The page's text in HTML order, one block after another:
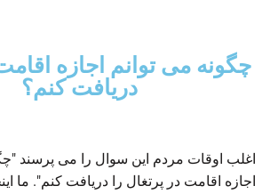
چگونه می توانم اجازه اقامت
دریافت کنم؟
اغلب اوقات مردم این سوال را می پرسند
اجازه اقامت در پرتغال را دریافت کنم". ما